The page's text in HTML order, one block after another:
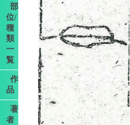
部
位/
種
類
一
覧
作
品
著
者